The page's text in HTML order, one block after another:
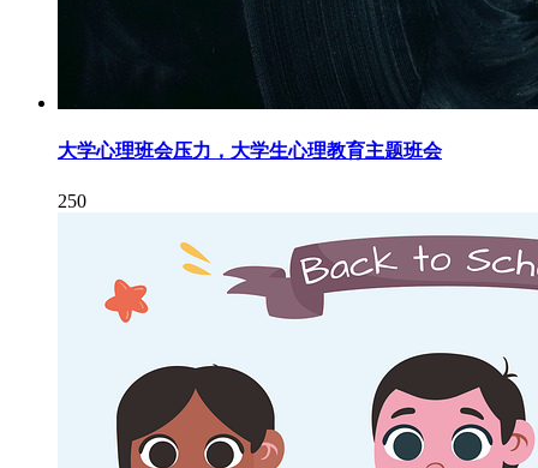
大学心理班会压力，大学生心理教育主题班会
250